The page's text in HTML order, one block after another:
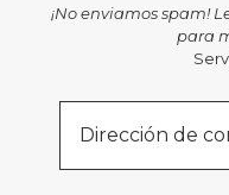
¡No enviamos spam!
para